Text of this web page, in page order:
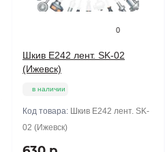
0
Шкив E242 лент. SK-02
(Ижевск)
в наличии
Код товара: Шкив E242 лент. SK-
02 (Ижевск)